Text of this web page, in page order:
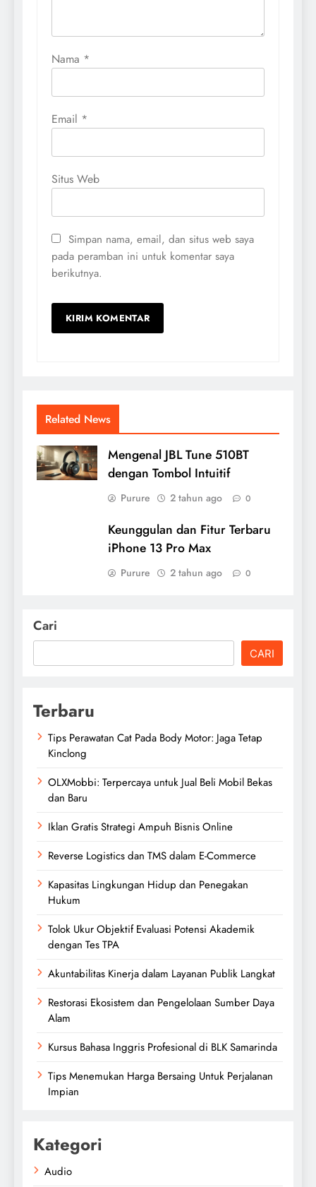
Nama *
Email *
Situs Web
Simpan nama, email, dan situs web saya
pada peramban ini untuk komentar saya
berikutnya.
Related News
Mengenal JBL Tune 510BT
dengan Tombol Intuitif
Purure 2 tahun ago 0
Keunggulan dan Fitur Terbaru
iPhone 13 Pro Max
Purure 2 tahun ago 0
Cari
CARI
Terbaru
Tips Perawatan Cat Pada Body Motor: Jaga Tetap
Kinclong
OLXMobbi: Terpercaya untuk Jual Beli Mobil Bekas
dan Baru
Iklan Gratis Strategi Ampuh Bisnis Online
Reverse Logistics dan TMS dalam E-Commerce
Kapasitas Lingkungan Hidup dan Penegakan
Hukum
Tolok Ukur Objektif Evaluasi Potensi Akademik
dengan Tes TPA
Akuntabilitas Kinerja dalam Layanan Publik Langkat
Restorasi Ekosistem dan Pengelolaan Sumber Daya
Alam
Kursus Bahasa Inggris Profesional di BLK Samarinda
Tips Menemukan Harga Bersaing Untuk Perjalanan
Impian
Kategori
Audio